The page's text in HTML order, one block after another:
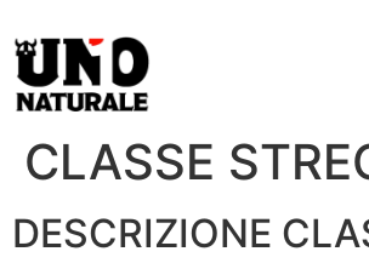
CLASSE
DESCRIZIONE